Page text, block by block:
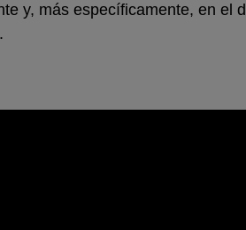
y, más específicamente, en